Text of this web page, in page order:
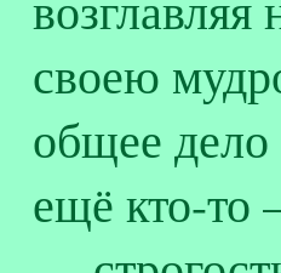
своею
общее дело
ещё кто-то